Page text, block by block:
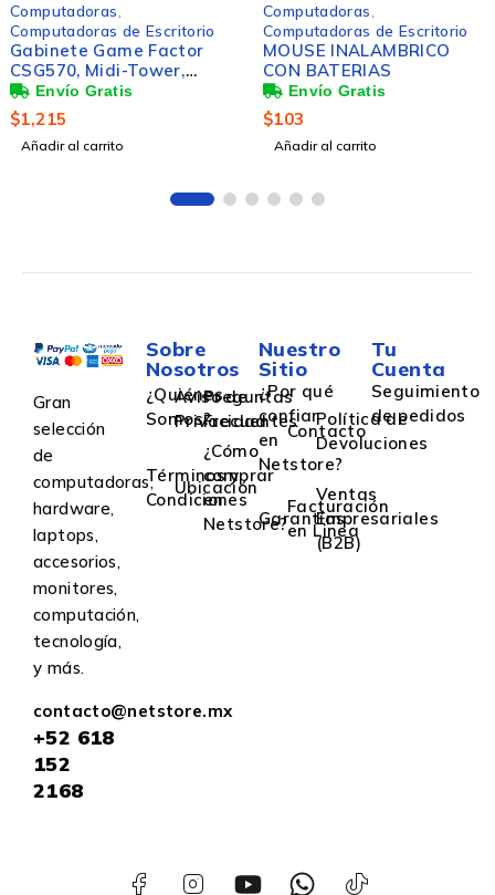
Computadoras
Computadoras de Escritorio
Gabinete Game Factor
CSG570, Midi-Tower,
Micro-ATX/Mini-ITX, USB
2.0/3.0, sin Fuente, sin
Ventiladores Instalados,
Negro
$1,215
Añadir al carrito
Computadoras
Computadoras de Escritorio
MOUSE INALAMBRICO
CON BATERIAS
$103
Añadir al carrito
Gran
selección
de
computadoras,
hardware,
laptops,
accesorios,
monitores,
computación,
tecnología,
y más.
contacto@netstore.mx
+52 618
152
2168
Sobre
Nosotros
¿Quiénes
Somos?
Aviso de
Privacidad
Preguntas
Frecuentes
Términos y
Condiciones
Ubicación
¿Cómo
comprar
en
Netstore?
Nuestro
Sitio
¿Por qué
confiar
en
Netstore?
Contacto
Política de
Devoluciones
Garantías
Facturación
en Linea
Ventas
Empresariales
(B2B)
Tu
Cuenta
Seguimiento
de pedidos